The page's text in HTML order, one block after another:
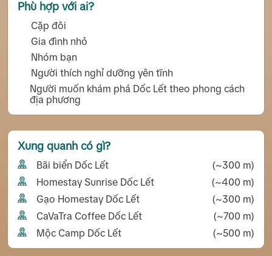
Phù hợp với ai?
Cặp đôi
Gia đình nhỏ
Nhóm bạn
Người thích nghỉ dưỡng yên tĩnh
Người muốn khám phá Dốc Lết theo phong cách
địa phương
Xung quanh có gì?
Bãi biển Dốc Lết
(~300 m)
Homestay Sunrise Dốc Lết
(~400 m)
Gạo Homestay Dốc Lết
(~300 m)
CaVaTra Coffee Dốc Lết
(~700 m)
Mộc Camp Dốc Lết
(~500 m)